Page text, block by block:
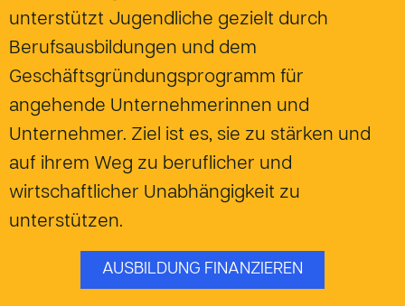
unterstützt Jugendliche gezielt durch
Berufsausbildungen und dem
Geschäftsgründungsprogramm für
angehende Unternehmerinnen und
Unternehmer. Ziel ist es, sie zu stärken und
auf ihrem Weg zu beruflicher und
wirtschaftlicher Unabhängigkeit zu
unterstützen.
AUSBILDUNG FINANZIEREN